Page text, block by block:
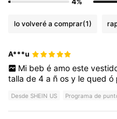
lo volveré a comprar(1)
A***u
Mi beb é amo este
tallade4a ñosy lequedó
Desde SHEIN US Programa de